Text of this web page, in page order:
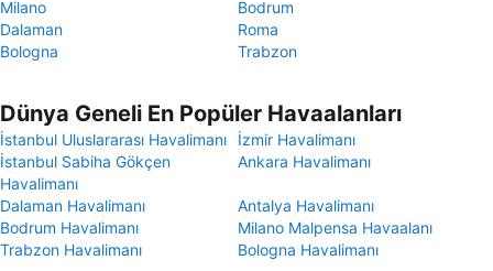
Milano
Bodrum
Dalaman
Roma
Bologna
Trabzon
Dünya Geneli En Popüler Havaalanları
İstanbul Uluslararası Havalimanı
İzmir Havalimanı
İstanbul Sabiha Gökçen
Havalimanı
Ankara Havalimanı
Dalaman Havalimanı
Antalya Havalimanı
Bodrum Havalimanı
Milano Malpensa Havaalanı
Trabzon Havalimanı
Bologna Havalimanı